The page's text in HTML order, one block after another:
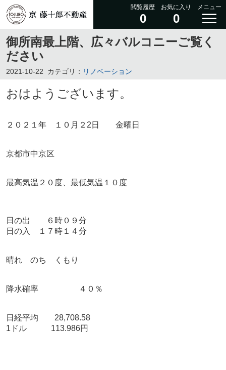
閲覧履歴
0
お気に入り
0
メニュー
御所南最上階、広々バルコニーご覧く
ださい
2021-10-22 カテゴリ： リノベーション
おはようございます。
２０２１年 １０月２2日 金曜日
京都市中京区
最高気温２０度、最低気温１０度
日の出 ６時０９分
日の入 １７時１４分
晴れ のち くもり
降水確率 ４０％
日経平均 28,708.58
1ドル 113.986円